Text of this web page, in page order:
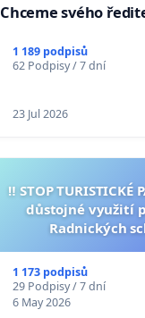
Chceme svého
1 189 podpisů
62 Podpisy / 7 dní
23 Jul 2026
‼️ STOP TURISTICKÉ
důstojné využití
Radnických
1 173 podpisů
29 Podpisy / 7 dní
6 May 2026